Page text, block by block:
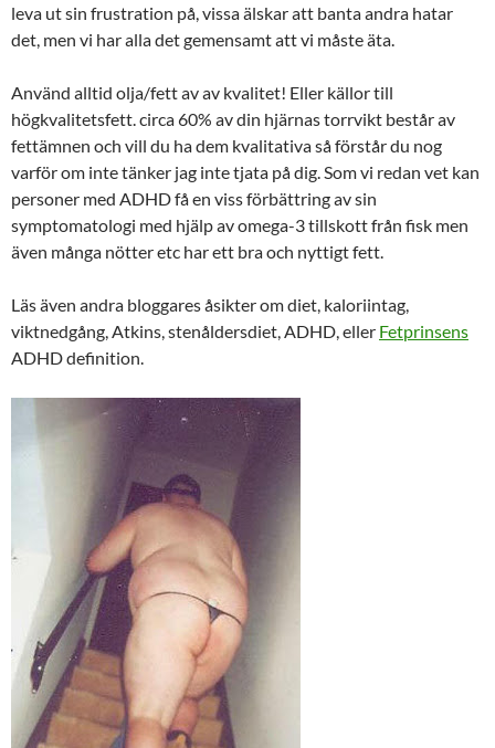
leva ut sin frustration på, vissa älskar att banta andra hatar
det, men vi har alla det gemensamt att vi måste äta.
Använd alltid olja/fett av av kvalitet! Eller källor till
högkvalitetsfett. circa 60% av din hjärnas torrvikt består av
fettämnen och vill du ha dem kvalitativa så förstår du nog
varför om inte tänker jag inte tjata på dig. Som vi redan vet kan
personer med ADHD få en viss förbättring av sin
symptomatologi med hjälp av omega-3 tillskott från fisk men
även många nötter etc har ett bra och nyttigt fett.
Läs även andra bloggares åsikter om diet, kaloriintag,
viktnedgång, Atkins, stenåldersdiet, ADHD, eller Fetprinsens
ADHD definition.